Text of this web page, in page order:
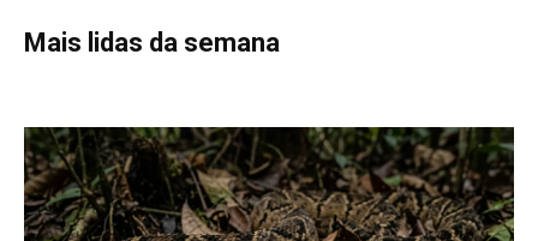
Mais lidas da semana